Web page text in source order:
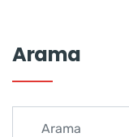
Arama